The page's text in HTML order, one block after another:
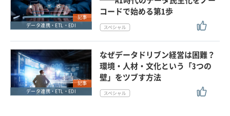
記事
データ連携・ETL・EDI
コードで始める第1歩
記事
データ連携・ETL・EDI
なぜデータドリブン経営は困難？
環境・人材・文化という「3つの
壁」をツブす方法